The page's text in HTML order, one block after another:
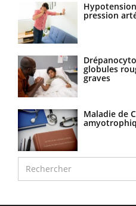
pression
globules
graves
Maladie de